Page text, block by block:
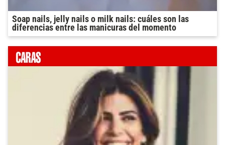
Soap nails, jelly nails o milk nails: cuáles son las
diferencias entre las manicuras del momento